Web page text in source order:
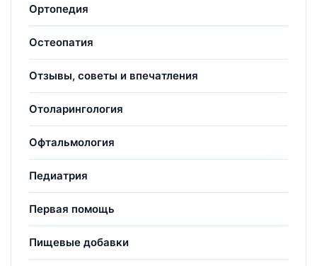
Ортопедия
Остеопатия
Отзывы, советы и впечатления
Отоларингология
Офтальмология
Педиатрия
Первая помощь
Пищевые добавки